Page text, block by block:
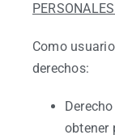
Como
derechos:
obtener